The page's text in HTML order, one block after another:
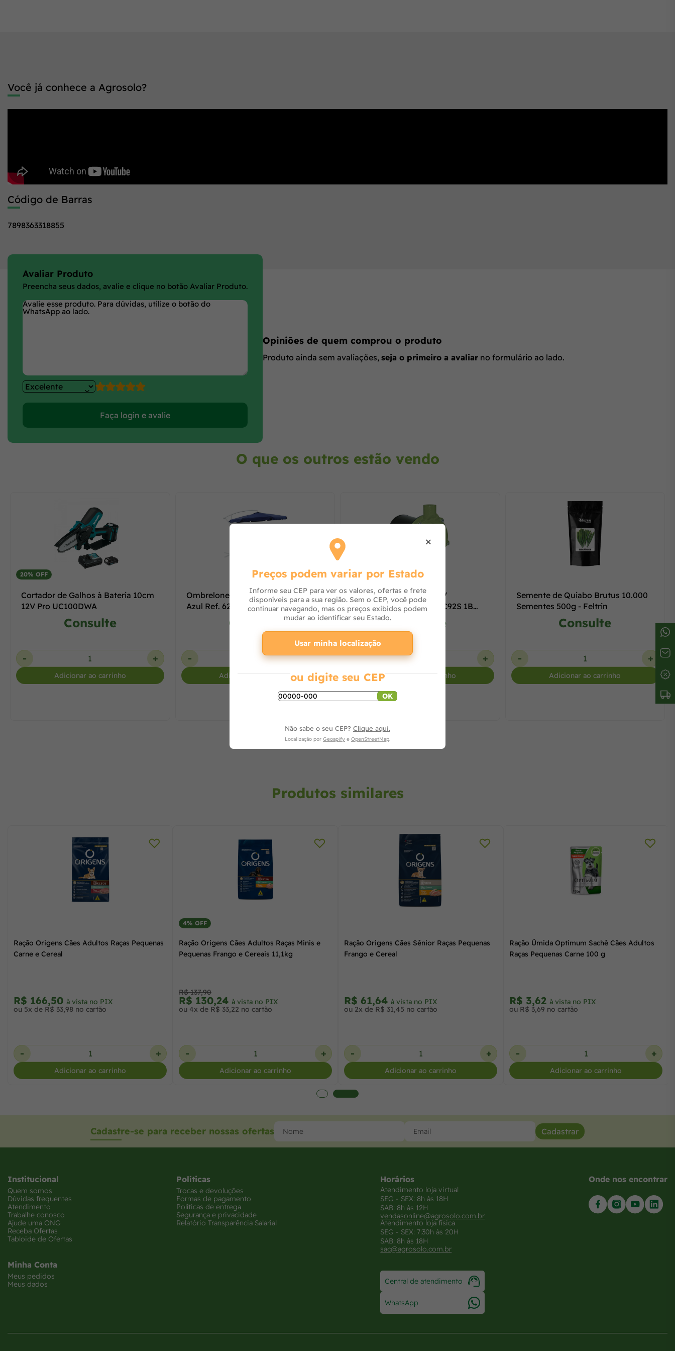
Você já conhece a Agrosolo?
Código de Barras
7898363318855
Avaliar Produto
Preencha seus dados, avalie e clique no botão Avaliar Produto.
Faça login e avalie
Opiniões de quem comprou o produto
Produto ainda sem avaliações, seja o primeiro a avaliar no formulário ao lado.
O que os outros estão vendo
20% OFF
Cortador de Galhos à Bateria 10cm
12V Pro UC100DWA
Consulte
- +
Adicionar ao carrinho
Ombrelone Suspenso Malibu 3m
Azul Ref. 622400
Consulte
- +
Adicionar ao carrinho
Bomba Centrífuga 1,5 CV
Monofásica 110/220V BC92S 1B
REF. 87100135-00Consulte
- +
Adicionar ao carrinho
Semente de Quiabo Brutus 10.000
Sementes 500g - Feltrin
Consulte
- +
Adicionar ao carrinho
Produtos similares
Ração Origens Cães Adultos Raças Pequenas
Carne e Cereal
R$ 166,50 à vista no PIX
ou 5x de R$ 33,98 no cartão
- +
Adicionar ao carrinho
4% OFF
Ração Origens Cães Adultos Raças Minis e
Pequenas Frango e Cereais 11,1kg
R$ 137,90
R$ 130,24 à vista no PIX
ou 4x de R$ 33,22 no cartão
- +
Adicionar ao carrinho
Ração Origens Cães Sênior Raças Pequenas
Frango e Cereal
R$ 61,64 à vista no PIX
ou 2x de R$ 31,45 no cartão
- +
Adicionar ao carrinho
Ração Úmida Optimum Sachê Cães Adultos
Raças Pequenas Carne 100 g
R$ 3,62 à vista no PIX
ou R$ 3,69 no cartão
- +
Adicionar ao carrinho
Cadastre-se para receber nossas ofertas Cadastrar
Institucional
Quem somos
Dúvidas frequentes
Atendimento
Trabalhe conosco
Ajude uma ONG
Receba Ofertas
Tabloide de Ofertas
Minha Conta
Meus pedidos
Meus dados
Políticas
Trocas e devoluções
Formas de pagamento
Políticas de entrega
Segurança e privacidade
Relatório Transparência Salarial
Horários
Atendimento loja virtual
SEG - SEX: 8h às 18H
SAB: 8h às 12H
vendasonline@agrosolo.com.br
Atendimento loja física
SEG - SEX: 7:30h às 20H
SAB: 8h às 18H
sac@agrosolo.com.br
Central de atendimento
WhatsApp
Onde nos encontrar
×
Preços podem variar por Estado
Informe seu CEP para ver os valores, ofertas e frete
disponíveis para a sua região. Sem o CEP, você pode
continuar navegando, mas os preços exibidos podem
mudar ao identificar seu Estado.
Usar minha localização
ou digite seu CEP
OK
Não sabe o seu CEP? Clique aqui.
Localização por Geoapify e OpenStreetMap.